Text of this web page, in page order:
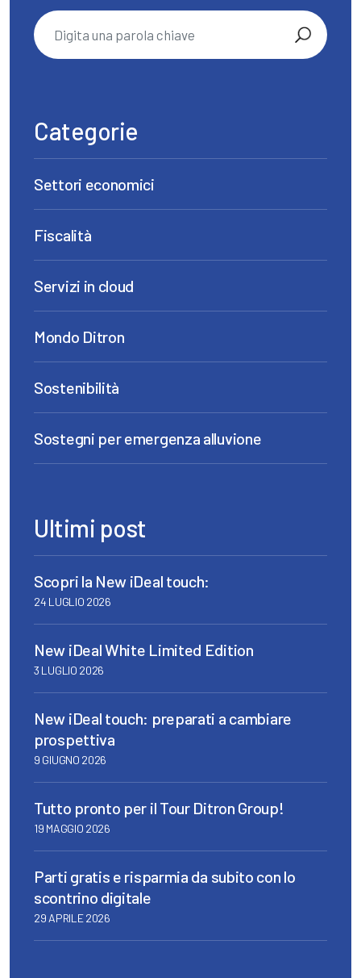
Categorie
Settori economici
Fiscalità
Servizi in cloud
Mondo Ditron
Sostenibilità
Sostegni per emergenza alluvione
Ultimi post
Scopri la New iDeal touch:
24 LUGLIO 2026
New iDeal White Limited Edition
3 LUGLIO 2026
New iDeal touch: preparati a cambiare
prospettiva
9 GIUGNO 2026
Tutto pronto per il Tour Ditron Group!
19 MAGGIO 2026
Parti gratis e risparmia da subito con lo
scontrino digitale
29 APRILE 2026